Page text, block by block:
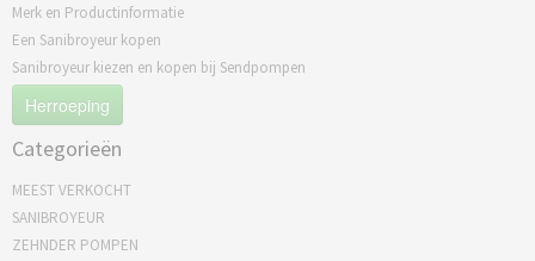
Merk en Productinformatie
Een Sanibroyeur kopen
Sanibroyeur kiezen en kopen bij Sendpompen
Herroeping
Categorieën
MEEST VERKOCHT
SANIBROYEUR
ZEHNDER POMPEN